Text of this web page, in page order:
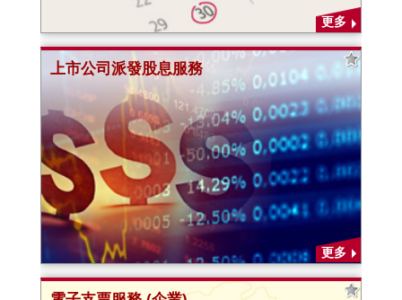
更多
上市公司派發股息服務
更多